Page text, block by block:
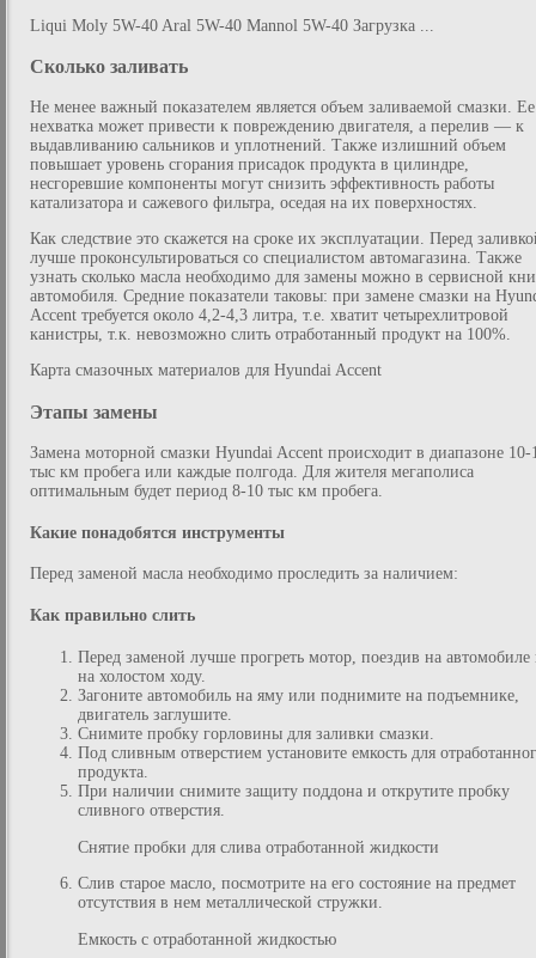
Liqui Moly 5W-40 Aral 5W-40 Mannol 5W-40 Загрузка ...
Сколько заливать
Не менее важный показателем является объем заливаемой смазки. Ее
нехватка может привести к повреждению двигателя, а перелив — к
выдавливанию сальников и уплотнений. Также излишний объем
повышает уровень сгорания присадок продукта в цилиндре,
несгоревшие компоненты могут снизить эффективность работы
катализатора и сажевого фильтра, оседая на их поверхностях.
Как следствие это скажется на сроке их эксплуатации. Перед
лучше проконсультироваться со специалистом автомагазина. Также
узнать сколько масла необходимо для замены можно в сервисной
автомобиля. Средние показатели таковы: при замене смазки на
Accent требуется около 4,2-4,3 литра, т.е. хватит четырехлитровой
канистры, т.к. невозможно слить отработанный продукт на 100%.
Карта смазочных материалов для Hyundai Accent
Этапы замены
Замена моторной смазки Hyundai Accent происходит в диапазоне 10-
тыс км пробега или каждые полгода. Для жителя мегаполиса
оптимальным будет период 8-10 тыс км пробега.
Какие понадобятся инструменты
Перед заменой масла необходимо проследить за наличием:
Как правильно слить
Перед заменой лучше прогреть мотор, поездив на автомобиле
на холостом ходу.
Загоните автомобиль на яму или поднимите на подъемнике,
двигатель заглушите.
Снимите пробку горловины для заливки смазки.
Под сливным отверстием установите емкость для
продукта.
При наличии снимите защиту поддона и открутите пробку
сливного отверстия.
Снятие пробки для слива отработанной жидкости
Слив старое масло, посмотрите на его состояние на предмет
отсутствия в нем металлической стружки.
Емкость с отработанной жидкостью